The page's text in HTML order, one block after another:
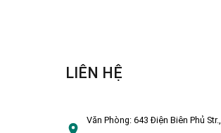
LIÊN HỆ
Văn Phòng:643 Điện Biên Phủ Str.,